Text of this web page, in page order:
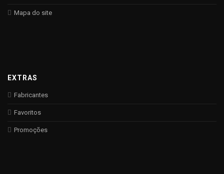
Mapa do site
EXTRAS
Fabricantes
Favoritos
Promoções